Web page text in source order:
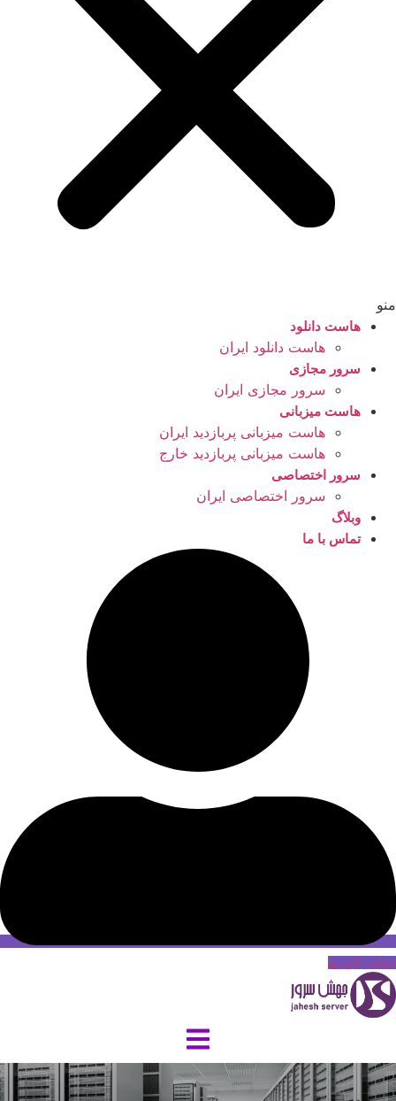
منو
هاست دانلود
هاست دانلود ایران
سرور مجازی
سرور مجازی ایران
هاست میزبانی
هاست میزبانی پربازدید ایران
هاست میزبانی پربازدید خارج
سرور اختصاصی
سرور اختصاصی ایران
وبلاگ
تماس با ما
حساب کاربری